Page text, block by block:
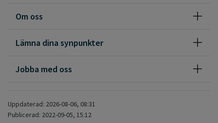
Om oss
Lämna dina synpunkter
Jobba med oss
Uppdaterad: 2026-08-06, 08:31
Publicerad: 2022-09-05, 15:12